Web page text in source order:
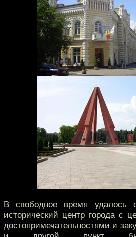
В свободное время удалось
исторический центр города с
достопримечательностями и